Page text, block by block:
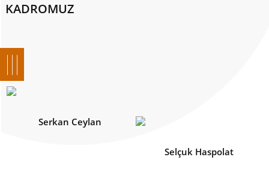
KADROMUZ
Serkan Ceylan
Selçuk Haspolat